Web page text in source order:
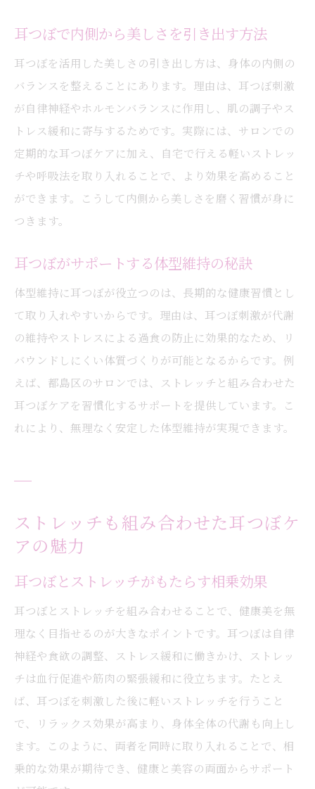
耳つぼで内側から美しさを引き出す方法
耳つぼを活用した美しさの引き出し方は、身体の内側の
バランスを整えることにあります。理由は、耳つぼ刺激
が自律神経やホルモンバランスに作用し、肌の調子やス
トレス緩和に寄与するためです。実際には、サロンでの
定期的な耳つぼケアに加え、自宅で行える軽いストレッ
チや呼吸法を取り入れることで、より効果を高めること
ができます。こうして内側から美しさを磨く習慣が身に
つきます。
耳つぼがサポートする体型維持の秘訣
体型維持に耳つぼが役立つのは、長期的な健康習慣とし
て取り入れやすいからです。理由は、耳つぼ刺激が代謝
の維持やストレスによる過食の防止に効果的なため、リ
バウンドしにくい体質づくりが可能となるからです。例
えば、都島区のサロンでは、ストレッチと組み合わせた
耳つぼケアを習慣化するサポートを提供しています。こ
れにより、無理なく安定した体型維持が実現できます。
ストレッチも組み合わせた耳つぼケ
アの魅力
耳つぼとストレッチがもたらす相乗効果
耳つぼとストレッチを組み合わせることで、健康美を無
理なく目指せるのが大きなポイントです。耳つぼは自律
神経や食欲の調整、ストレス緩和に働きかけ、ストレッ
チは血行促進や筋肉の緊張緩和に役立ちます。たとえ
ば、耳つぼを刺激した後に軽いストレッチを行うこと
で、リラックス効果が高まり、身体全体の代謝も向上し
ます。このように、両者を同時に取り入れることで、相
乗的な効果が期待でき、健康と美容の両面からサポート